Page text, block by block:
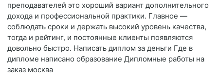
преподавателей это хороший вариант дополнительного
дохода и профессиональной практики. Главное —
соблюдать сроки и держать высокий уровень качества,
тогда и рейтинг, и постоянные клиенты появляются
довольно быстро. Написать диплом за деньги Где в
дипломе написано образование Дипломные работы на
заказ москва